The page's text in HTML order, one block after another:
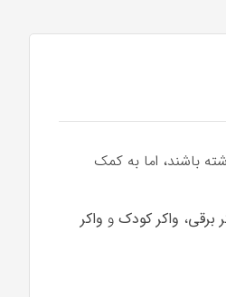
باشند، اما به کمک
برقی، واکر کودکو واکر